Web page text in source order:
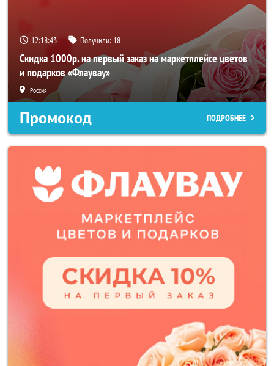
12:18:41 Получили: 18
Скидка 1000р. на первый заказ на маркетплейсе цветов
и подарков «Флаувау»
Россия
Промокод ПОДРОБНЕЕ